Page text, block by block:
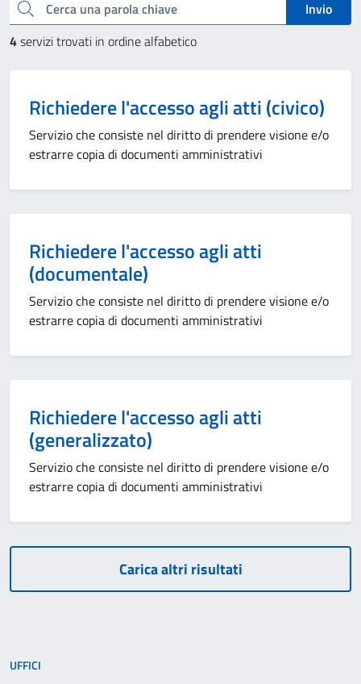
Cerca una parola chiave
Invio
4servizi trovati in ordine alfabetico
Richiedere l'accesso agli atti (civico)
Servizio che consiste nel diritto di prendere visione e/o
estrarre copia di documenti amministrativi
Richiedere l'accesso agli atti
(documentale)
Servizio che consiste nel diritto di prendere visione e/o
estrarre copia di documenti amministrativi
Richiedere l'accesso agli atti
(generalizzato)
Servizio che consiste nel diritto di prendere visione e/o
estrarre copia di documenti amministrativi
Carica altri risultati
UFFICI